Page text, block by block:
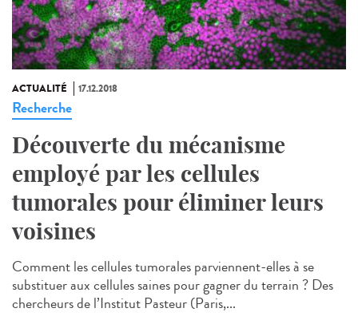
ACTUALITÉ 17.12.2018
Recherche
Découverte du mécanisme
employé par les cellules
tumorales pour éliminer leurs
voisines
Comment les cellules tumorales parviennent-elles à se
substituer aux cellules saines pour gagner du terrain ? Des
chercheurs de l’Institut Pasteur (Paris,...